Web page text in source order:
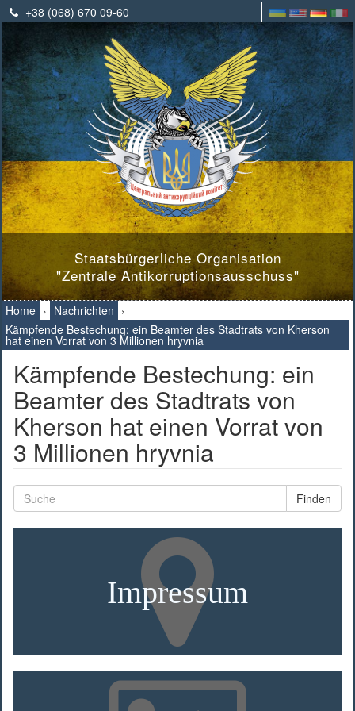
+38 (068) 670 09-60
Staatsbürgerliche Organisation
"Zentrale Antikorruptionsausschuss"
Home › Nachrichten ›
Kämpfende Bestechung: ein Beamter des Stadtrats von Kherson
hat einen Vorrat von 3 Millionen hryvnia
Kämpfende Bestechung: ein
Beamter des Stadtrats von
Kherson hat einen Vorrat von
3 Millionen hryvnia
Finden
Impressum